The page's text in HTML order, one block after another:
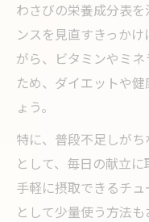
わさびの栄養成分表
ンスを見直すきっか
がら、ビタミンやミ
ため、ダイエットや
ょう。
特に、普段不足しが
として、毎日の献立に
手軽に摂取できるチ
として少量使う方法も